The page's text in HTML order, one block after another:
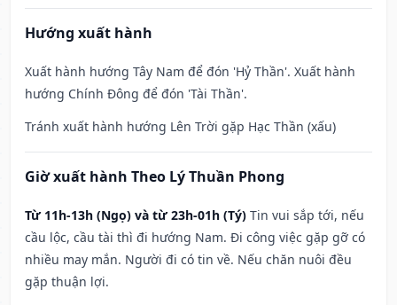
Hướng xuất hành
Xuất hành hướng Tây Nam để đón 'Hỷ Thần'. Xuất hành
hướng Chính Đông để đón 'Tài Thần'.
Tránh xuất hành hướng Lên Trời gặp Hạc Thần (xấu)
Giờ xuất hành Theo Lý Thuần Phong
Từ 11h-13h (Ngọ) và từ 23h-01h (Tý) Tin vui sắp tới, nếu
cầu lộc, cầu tài thì đi hướng Nam. Đi công việc gặp gỡ có
nhiều may mắn. Người đi có tin về. Nếu chăn nuôi đều
gặp thuận lợi.